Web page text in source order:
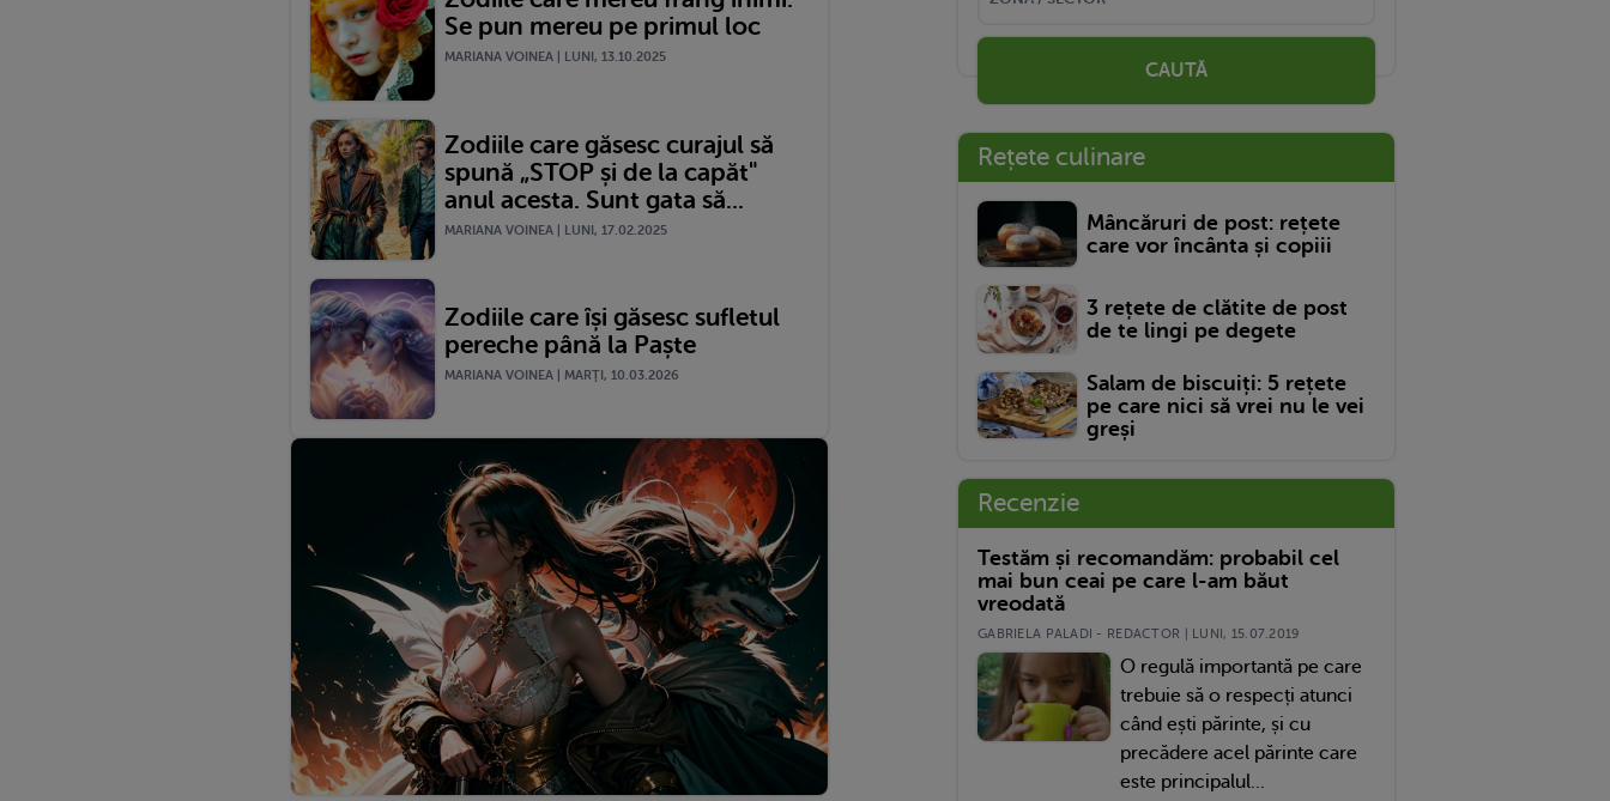
Se pun mereu pe primul loc
MARIANA VOINEA | LUNI, 13.10.2025
Zodiile care găsesc curajul să
spună „STOP și de la capăt"
anul acesta. Sunt gata să...
MARIANA VOINEA | LUNI, 17.02.2025
Zodiile care își găsesc sufletul
pereche până la Paște
MARIANA VOINEA | MARŢI, 10.03.2026
CAUTĂ
Rețete culinare
Mâncăruri de post: rețete
care vor încânta și copiii
3 rețete de clătite de post
de te lingi pe degete
Salam de biscuiți: 5 rețete
pe care nici să vrei nu le vei
greși
Recenzie
Testăm și recomandăm: probabil cel
mai bun ceai pe care l-am băut
vreodată
GABRIELA PALADI - REDACTOR | LUNI, 15.07.2019
O regulă importantă pe care
trebuie să o respecți atunci
când ești părinte, și cu
precădere acel părinte care
este principalul...